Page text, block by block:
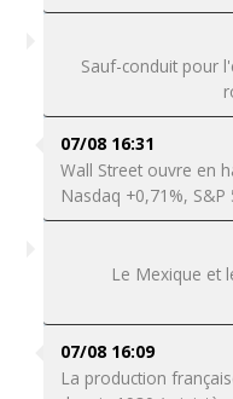
Sauf-conduit pour
07/08 16:31
Wall Street ouvre en
Nasdaq +0,71%, S&P
Le Mexique et
07/08 16:09
La production